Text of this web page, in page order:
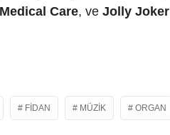
Care, ve Jolly Joker
FIDAN MÜZIK ORGAN